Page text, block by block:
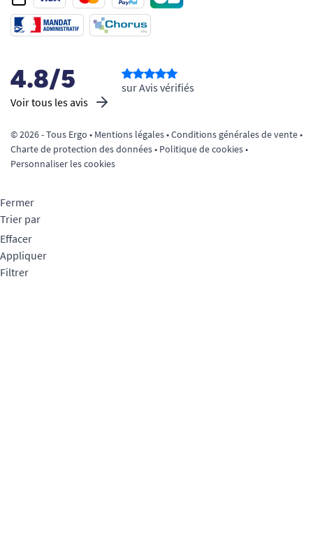
4.8/5
Voir tous les avis
sur Avis vérifiés
© 2026 - Tous Ergo • Mentions légales•Conditions générales de vente•
Charte de protection des données• Politique de cookies•
Personnaliser les cookies
Fermer
Trier par
Effacer
Appliquer
Filtrer